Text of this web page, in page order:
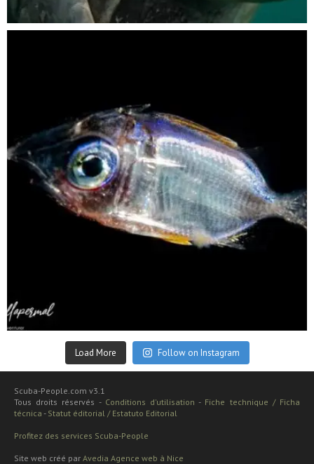
Sep 24
Load More Follow on Instagram
Scuba-People.com v3.1
Tous droits réservés - Conditions d'utilisation - Fiche technique / Ficha
técnica - Statut éditorial / Estatuto Editorial
Profitez des services Scuba-People
Site web créé par Avedia Agence web à Nice